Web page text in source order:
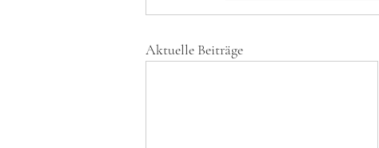
Aktuelle Beiträge